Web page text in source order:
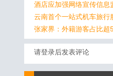
酒店应加强网络宣传信息
云南首个一站式机车旅行
张家界：外籍游客占比超
请登录后发表评论